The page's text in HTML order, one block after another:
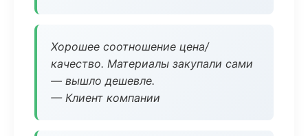
Хорошее соотношение цена/
качество. Материалы закупали сами
— вышло дешевле.
— Клиент компании